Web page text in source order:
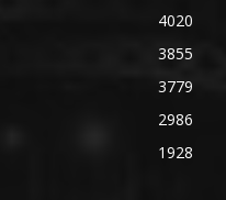
4020
3855
3779
2986
1928